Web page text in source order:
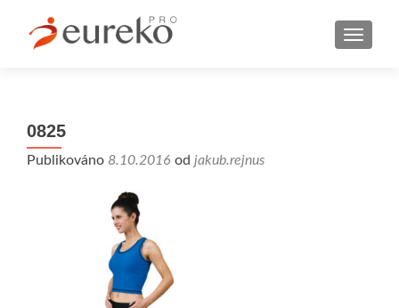
MENU
0825
Publikováno 8.10.2016 od jakub.rejnus